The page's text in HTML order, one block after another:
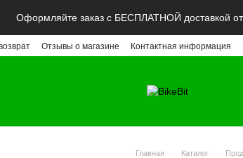
Оформляйте заказ с БЕСПЛАТНОЙ доставкой
Отзывы о магазине Контактная информация
Главная Каталог